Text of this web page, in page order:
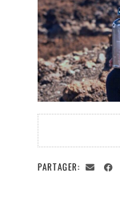
PARTAGER: